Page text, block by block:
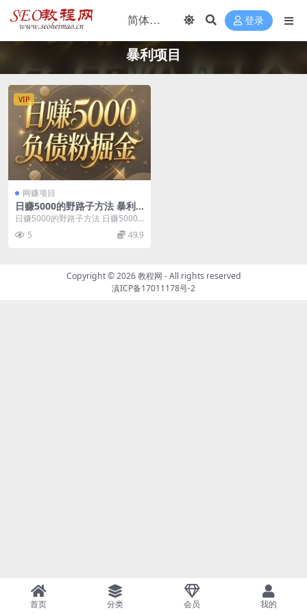
登录
暴利项目
VIP
网赚项目
日赚5000的野路子方法 暴利
项目
日赚5000的野路子方法 日赚5000
的正规暴利项目教程 全网独家暴利
项目，负债...
5 49.9
Copyright ©2026教程网 - All rights reserved
滇ICP备17011178号-2
首页 分类 会员 我的